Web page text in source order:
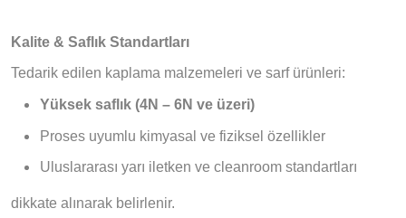
Kalite & Saflık Standartları
Tedarik edilen kaplama malzemeleri ve sarf ürünleri:
Yüksek saflık (4N – 6N ve üzeri)
Proses uyumlu kimyasal ve fiziksel özellikler
Uluslararası yarı iletken ve cleanroom standartları
dikkate alınarak belirlenir.